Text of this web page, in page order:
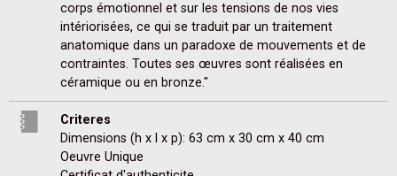
corps émotionnel et sur les tensions de nos vies
intériorisées, ce qui se traduit par un traitement
anatomique dans un paradoxe de mouvements et de
contraintes. Toutes ses œuvres sont réalisées en
céramique ou en bronze."
Criteres
Dimensions (h x l x p): 63 cm x 30 cm x 40 cm
Oeuvre Unique